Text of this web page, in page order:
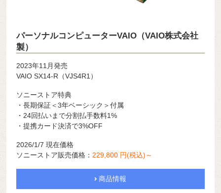
パーソナルコンピューターVAIO（VAIO株式会社
製）
2023年11月発売
VAIO SX14-R（VJS4R1）
ソニーストア特典
・長期保証＜3年ベーシック＞付属
・24回払いまで分割払手数料1%
・提携カード決済で3%OFF
2026/1/7 現在価格
ソニーストア販売価格： 229,800 円(税込)～
商品情報